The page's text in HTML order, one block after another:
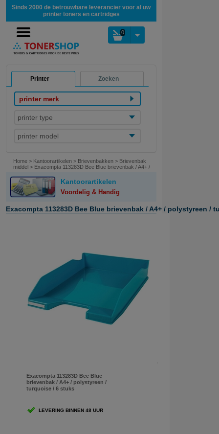
Sinds 2000 de betrouwbare leverancier voor al uw
printer toners en cartridges
0
Printer Zoeken
printer merk
printer type
printer model
Home > Kantoorartikelen > Brievenbakken > Brievenbak
middel > Exacompta 113283D Bee Blue brievenbak / A4+ /
Kantoorartikelen
Voordelig & Handig
Exacompta 113283D Bee Blue brievenbak / A4+ / polystyreen /
Exacompta 113283D Bee Blue
brievenbak / A4+ / polystyreen /
turquoise / 6 stuks
LEVERING BINNEN 48 UUR